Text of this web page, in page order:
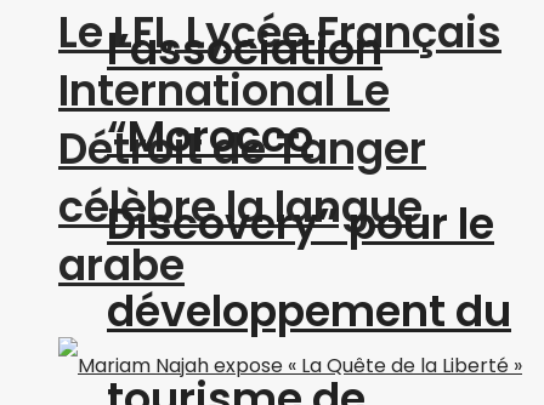
Le LFI, Lycée Français
International Le
Détroit de Tanger
célèbre la langue
arabe
l’association
“Morocco
Discovery” pour le
développement du